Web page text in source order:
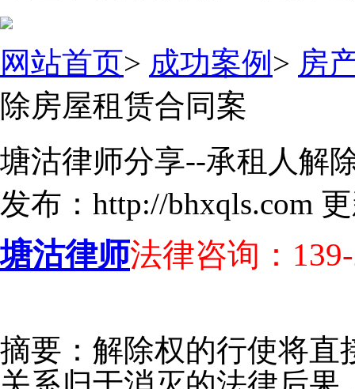
网站首页> 成功案例 > 房
除房屋租赁合同案
塘沽律师分享--承租人解
发布：http://bhxqls.com
塘沽律师法律咨询：
摘要：解除权的行使将直